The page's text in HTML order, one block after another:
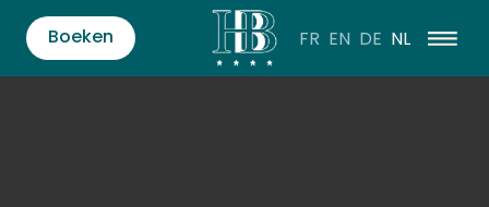
Boeken FR EN DE NL